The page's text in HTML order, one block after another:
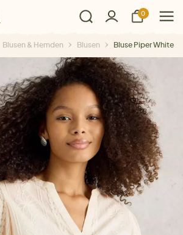
0
Blusen & Hemden Blusen Bluse Piper White